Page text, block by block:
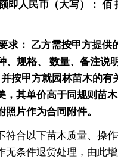
即人民币（大写）： 佰
求： 乙方需按甲方提供
、规格、 数量、备注说
按甲方就园林苗木的有
，其单价高于同规则苗
片作为合同附件。
符合以下苗木质量、操
无条件退货处理，由此